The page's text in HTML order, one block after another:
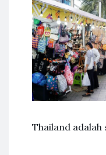
Thailand adalah